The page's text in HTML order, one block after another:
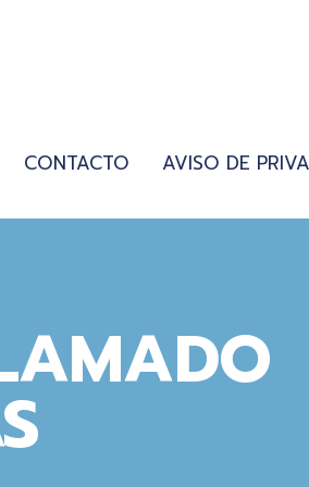
CONTACTO AVISO DE